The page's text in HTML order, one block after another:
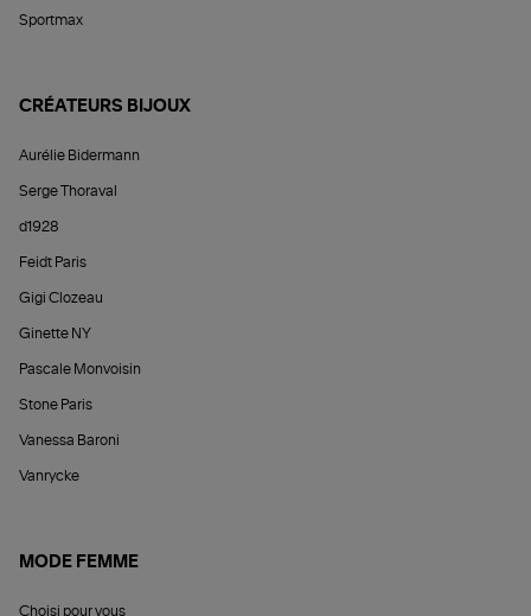
Sportmax
CRÉATEURS BIJOUX
Aurélie Bidermann
Serge Thoraval
d1928
Feidt Paris
Gigi Clozeau
Ginette NY
Pascale Monvoisin
Stone Paris
Vanessa Baroni
Vanrycke
MODE FEMME
Choisi pour vous